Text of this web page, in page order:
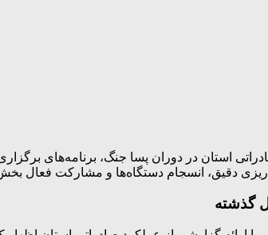
دقیق، انسجام دستگاه‌ها و مشارکت فعال